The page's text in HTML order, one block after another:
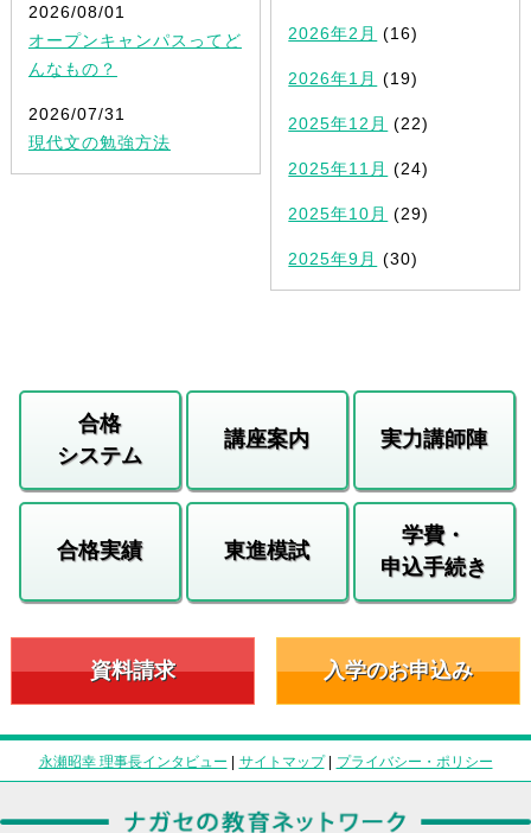
2026/08/01
オープンキャンパスってど
んなもの？
2026/07/31
現代文の勉強方法
2026年2月 (16)
2026年1月 (19)
2025年12月 (22)
2025年11月 (24)
2025年10月 (29)
2025年9月 (30)
合格
システム
講座案内 実力講師陣
合格実績 東進模試
学費・
申込手続き
資料請求 入学のお申込み
永瀬昭幸 理事長インタビュー | サイトマップ| プライバシー・ポリシー